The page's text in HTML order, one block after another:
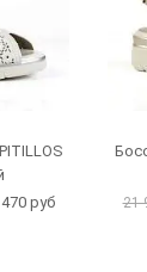
руб 21